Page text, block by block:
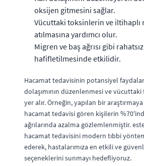
oksijen gitmesini sağlar.
Vücuttaki toksinlerin ve iltihaplı
atılmasına yardımcı olur.
Migren ve baş ağrısı gibi
hafifletilmesinde etkilidir.
Hacamat tedavisinin potansiyel
dolaşımının düzenlenmesi ve vücuttaki
yer alır. Örneğin, yapılan bir
hacamat tedavisi gören kişilerin
ağrılarında azalma gözlemlenmiştir.
hacamat tedavisini modern tıbbi
ederek, hastalarımıza en etkili ve
seçeneklerini sunmayı hedefliyoruz.